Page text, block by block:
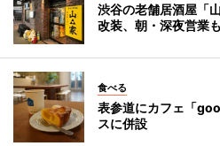
渋谷の老舗居酒屋「
改装、朝・深夜営業も
食べる
表参道にカフェ「
スに併設